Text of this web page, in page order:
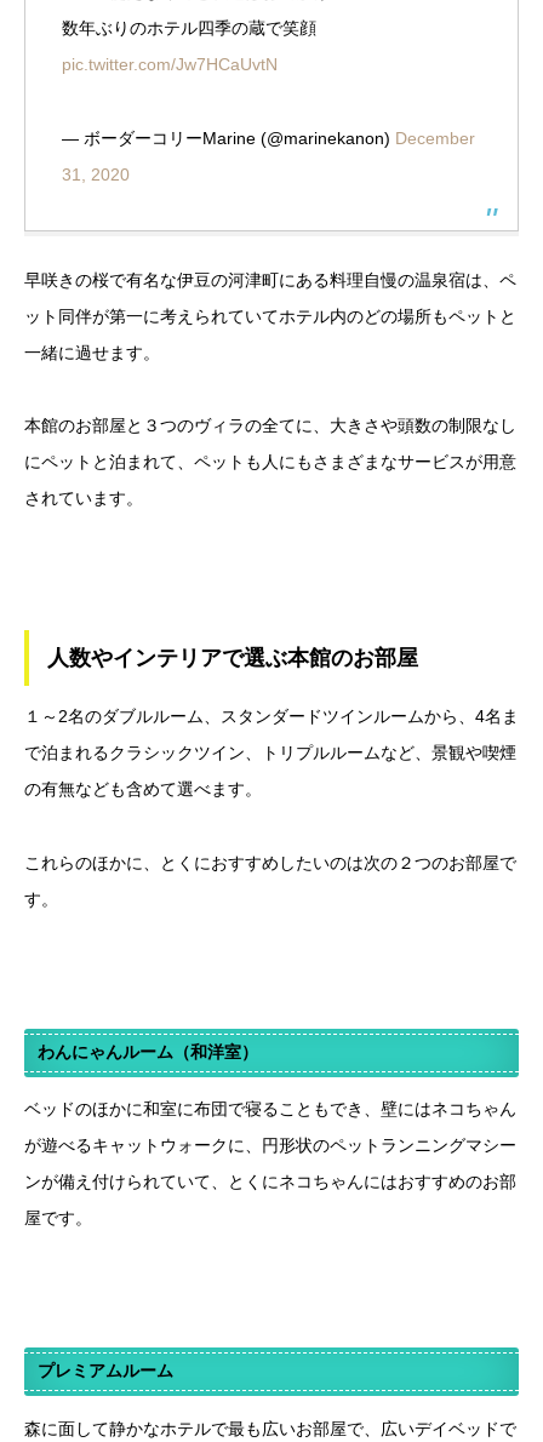
数年ぶりのホテル四季の蔵で笑顔
pic.twitter.com/Jw7HCaUvtN
— ボーダーコリーMarine (@marinekanon) December
31, 2020
早咲きの桜で有名な伊豆の河津町にある料理自慢の温泉宿は、ペ
ット同伴が第一に考えられていてホテル内のどの場所もペットと
一緒に過せます。
本館のお部屋と３つのヴィラの全てに、大きさや頭数の制限なし
にペットと泊まれて、ペットも人にもさまざまなサービスが用意
されています。
人数やインテリアで選ぶ本館のお部屋
１～2名のダブルルーム、スタンダードツインルームから、4名ま
で泊まれるクラシックツイン、トリプルルームなど、景観や喫煙
の有無なども含めて選べます。
これらのほかに、とくにおすすめしたいのは次の２つのお部屋で
す。
わんにゃんルーム（和洋室）
ベッドのほかに和室に布団で寝ることもでき、壁にはネコちゃん
が遊べるキャットウォークに、円形状のペットランニングマシー
ンが備え付けられていて、とくにネコちゃんにはおすすめのお部
屋です。
プレミアムルーム
森に面して静かなホテルで最も広いお部屋で、広いデイベッドで